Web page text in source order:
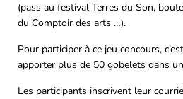
(pass au festival Terres du Son,
du Comptoir des arts …).
Pour participer à ce jeu concours,
apporter plus de 50 gobelets dans
Les participants inscrivent leur